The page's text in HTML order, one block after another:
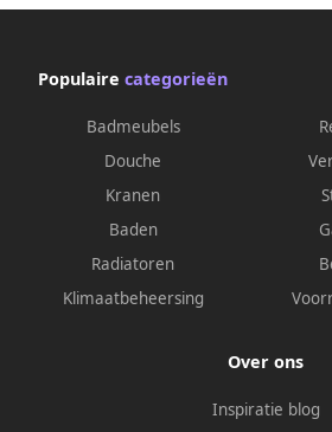
Populaire categorieën
Badmeubels
Douche
Kranen
Baden
Radiatoren
Klimaatbeheersing
Over ons
Inspiratie blog